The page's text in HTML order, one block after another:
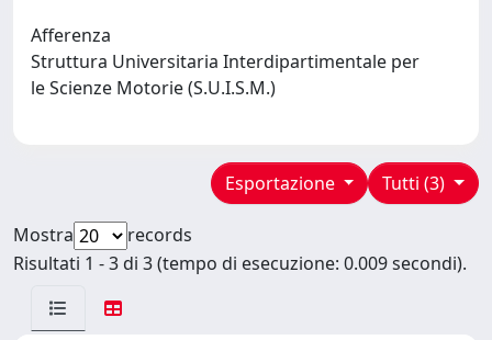
Afferenza
Struttura Universitaria Interdipartimentale per
le Scienze Motorie (S.U.I.S.M.)
Tutti (3)
Esportazione
Mostra
records
Risultati 1 - 3 di 3 (tempo di esecuzione: 0.009 secondi).